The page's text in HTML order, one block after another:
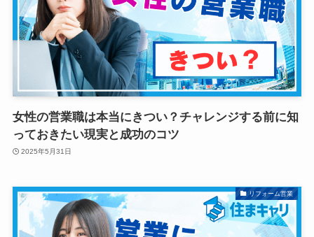
女性の営業職は本当にきつい？チャレンジする前に知
っておきたい現実と成功のコツ
2025年5月31日
リフォーム営業